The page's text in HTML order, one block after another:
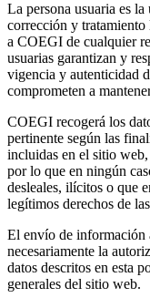
La persona usuaria es
corrección y
a COEGI de cualquier
usuarias garantizan y
vigencia y autenticidad
comprometen a
COEGI recogerá los
pertinente según las
incluidas en el sitio
por lo que en ningún
desleales, ilícitos o que
legítimos derechos de
El envío de información
necesariamente la
datos descritos en esta
generales del sitio web.